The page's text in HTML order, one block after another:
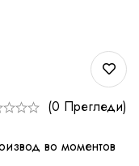
(0 Прегледи)
во моментов